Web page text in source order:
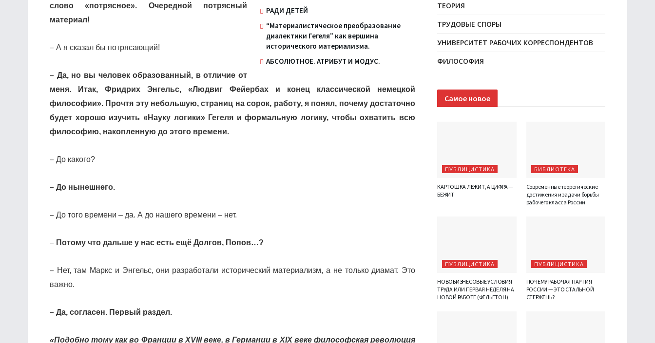
РАДИ ДЕТЕЙ
“Материалистическое преобразование
диалектики Гегеля” как вершина
исторического материализма.
АБСОЛЮТНОЕ. АТРИБУТ И МОДУС.
слово «потрясное». Очередной потрясный
материал!
– А я сказал бы потрясающий!
– Да, но вы человек образованный, в отличие от
меня. Итак, Фридрих Энгельс, «Людвиг Фейербах и конец классической немецкой
философии». Прочтя эту небольшую, страниц на сорок, работу, я понял, почему достаточно
будет хорошо изучить «Науку логики» Гегеля и формальную логику, чтобы охватить всю
философию, накопленную до этого времени.
– До какого?
– До нынешнего.
– До того времени – да. А до нашего времени – нет.
– Потому что дальше у нас есть ещё Долгов, Попов…?
– Нет, там Маркс и Энгельс, они разработали исторический материализм, а не только диамат. Это
важно.
– Да, согласен. Первый раздел.
«Подобно тому как во Франции в XVIII веке, в Германии в XIX веке философская революция
ТЕОРИЯ
ТРУДОВЫЕ СПОРЫ
УНИВЕРСИТЕТ РАБОЧИХ КОРРЕСПОНДЕНТОВ
ФИЛОСОФИЯ
Самое новое
ПУБЛИЦИСТИКА
КАРТОШКА ЛЕЖИТ, А ЦИФРА —
БЕЖИТ
БИБЛИОТЕКА
Современные теоретические
достижения и задачи борьбы
рабочего класса России
ПУБЛИЦИСТИКА
НОВОБИЗНЕСОВЫЕ УСЛОВИЯ
ТРУДА ИЛИ ПЕРВАЯ НЕДЕЛЯ НА
НОВОЙ РАБОТЕ (ФЕЛЬЕТОН)
ПУБЛИЦИСТИКА
ПОЧЕМУ РАБОЧАЯ ПАРТИЯ
РОССИИ — ЭТО СТАЛЬНОЙ
СТЕРЖЕНЬ?